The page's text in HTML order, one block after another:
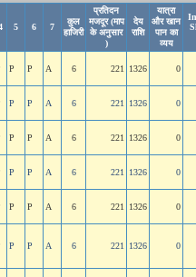
5 6 7
कुल
हाजिरी
प्रतिदन
मजदूर (माप
के अनुसार
)
देय
राशि
यात्रा
और खान
पान का
व्यय
P P A 6 221 1326 0
P P A 6 221 1326 0
P P A 6 221 1326 0
P P A 6 221 1326 0
P P A 6 221 1326 0
P P A 6 221 1326 0